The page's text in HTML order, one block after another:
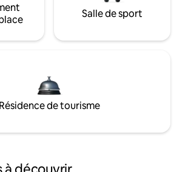
Salle de sport
Résidence de tourisme